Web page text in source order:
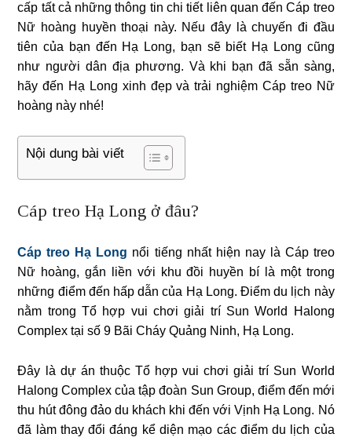
cấp tất cả những thông tin chi tiết liên quan đến Cáp treo
Nữ hoàng huyền thoại này. Nếu đây là chuyến đi đầu
tiên của bạn đến Hạ Long, bạn sẽ biết Hạ Long cũng
như người dân địa phương. Và khi bạn đã sẵn sàng,
hãy đến Hạ Long xinh đẹp và trải nghiệm Cáp treo Nữ
hoàng này nhé!
Nội dung bài viết
Cáp treo Hạ Long ở đâu?
Cáp treo Hạ Long nổi tiếng nhất hiện nay là Cáp treo
Nữ hoàng, gắn liền với khu đồi huyền bí là một trong
những điểm đến hấp dẫn của Hạ Long. Điểm du lịch này
nằm trong Tổ hợp vui chơi giải trí Sun World Halong
Complex tại số 9 Bãi Cháy Quảng Ninh, Hạ Long.
Đây là dự án thuộc Tổ hợp vui chơi giải trí Sun World
Halong Complex của tập đoàn Sun Group, điểm đến mới
thu hút đông đảo du khách khi đến với Vịnh Hạ Long. Nó
đã làm thay đổi đáng kể diện mạo các điểm du lịch của